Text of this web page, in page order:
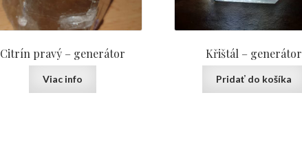
Citrín pravý – generátor
Viac info
Křištál – generátor
Pridať do košíka